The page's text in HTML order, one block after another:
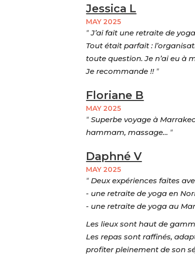
Jessica L
MAY 2025
"J’ai fait une retraite de
Tout était parfait :
toute question. Je n’ai eu à
Je recommande !! "
Floriane B
MAY 2025
"Superbe voyage à
hammam, massage… "
Daphné V
MAY 2025
"Deux expériences faites
- une retraite de yoga en
- une retraite de yoga au
Les lieux sont haut de
Les repas sont raffinés,
profiter pleinement de son